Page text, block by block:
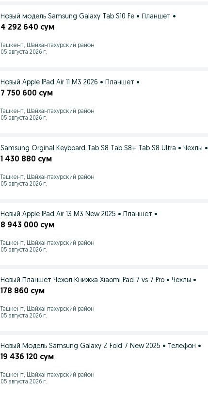
Новый модель Samsung Galaxy Tab S10 Fe • Планшет •
4 292 640 сум
Ташкент, Шайхантахурский район
05 августа 2026 г.
Новый Apple IPad Air 11 M3 2026 • Планшет •
7 750 600 сум
Ташкент, Шайхантахурский район
05 августа 2026 г.
Samsung Orginal Keyboard Tab S8 Tab S8+ Tab S8 Ultra • Чехлы •
1 430 880 сум
Ташкент, Шайхантахурский район
05 августа 2026 г.
Новый Apple IPad Air 13 M3 New 2025 • Планшет •
8 943 000 сум
Ташкент, Шайхантахурский район
05 августа 2026 г.
Новый Планшет Чехол Книжка Xiaomi Pad 7 vs 7 Pro • Чехлы •
178 860 сум
Ташкент, Шайхантахурский район
05 августа 2026 г.
Новый Модель Samsung Galaxy Z Fold 7 New 2025 • Телефон •
19 436 120 сум
Ташкент, Шайхантахурский район
05 августа 2026 г.